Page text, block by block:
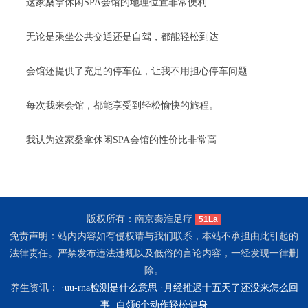
这家桑拿休闲SPA会馆的地理位置非常便利
无论是乘坐公共交通还是自驾，都能轻松到达
会馆还提供了充足的停车位，让我不用担心停车问题
每次我来会馆，都能享受到轻松愉快的旅程。
我认为这家桑拿休闲SPA会馆的性价比非常高
版权所有：南京秦淮足疗 51La
免责声明：站内内容如有侵权请与我们联系，本站不承担由此引起的
法律责任。严禁发布违法违规以及低俗的言论内容，一经发现一律删
除。
养生资讯： ·uu-rna检测是什么意思 · 月经推迟十五天了还没来怎么回
事 · 白领6个动作轻松健身